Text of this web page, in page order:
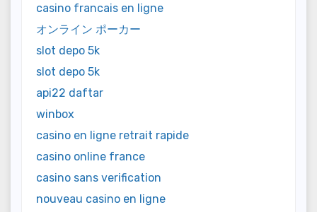
casino francais en ligne
オンライン ポーカー
slot depo 5k
slot depo 5k
api22 daftar
winbox
casino en ligne retrait rapide
casino online france
casino sans verification
nouveau casino en ligne